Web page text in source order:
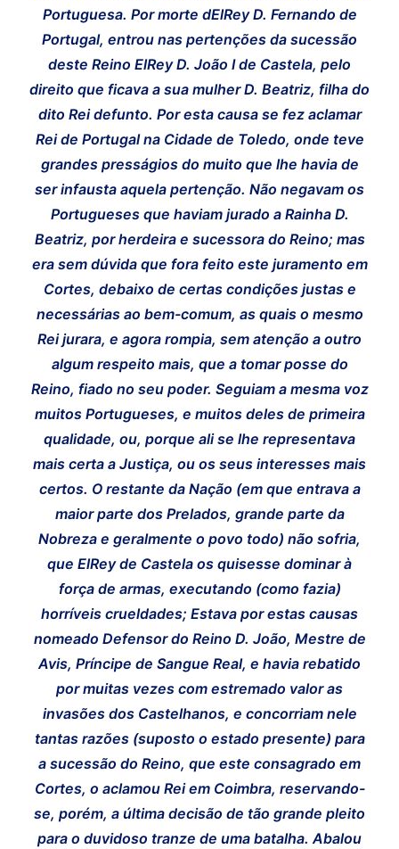
Portuguesa. Por morte dElRey D. Fernando de
Portugal, entrou nas pertenções da sucessão
deste Reino ElRey D. João I de Castela, pelo
direito que ficava a sua mulher D. Beatriz, filha do
dito Rei defunto. Por esta causa se fez aclamar
Rei de Portugal na Cidade de Toledo, onde teve
grandes presságios do muito que lhe havia de
ser infausta aquela pertenção. Não negavam os
Portugueses que haviam jurado a Rainha D.
Beatriz, por herdeira e sucessora do Reino; mas
era sem dúvida que fora feito este juramento em
Cortes, debaixo de certas condições justas e
necessárias ao bem-comum, as quais o mesmo
Rei jurara, e agora rompia, sem atenção a outro
algum respeito mais, que a tomar posse do
Reino, fiado no seu poder. Seguiam a mesma voz
muitos Portugueses, e muitos deles de primeira
qualidade, ou, porque ali se lhe representava
mais certa a Justiça, ou os seus interesses mais
certos. O restante da Nação (em que entrava a
maior parte dos Prelados, grande parte da
Nobreza e geralmente o povo todo) não sofria,
que ElRey de Castela os quisesse dominar à
força de armas, executando (como fazia)
horríveis crueldades; Estava por estas causas
nomeado Defensor do Reino D. João, Mestre de
Avis, Príncipe de Sangue Real, e havia rebatido
por muitas vezes com estremado valor as
invasões dos Castelhanos, e concorriam nele
tantas razões (suposto o estado presente) para
a sucessão do Reino, que este consagrado em
Cortes, o aclamou Rei em Coimbra, reservando-
se, porém, a última decisão de tão grande pleito
para o duvidoso tranze de uma batalha. Abalou